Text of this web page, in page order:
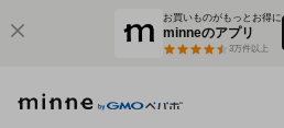
お買いものがもっとお得に
minneのアプリ
3万件以上